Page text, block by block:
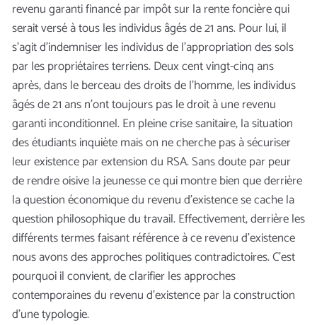
revenu garanti financé par impôt sur la rente foncière qui
serait versé à tous les individus âgés de 21 ans. Pour lui, il
s’agit d’indemniser les individus de l’appropriation des sols
par les propriétaires terriens. Deux cent vingt-cinq ans
après, dans le berceau des droits de l’homme, les individus
âgés de 21 ans n’ont toujours pas le droit à une revenu
garanti inconditionnel. En pleine crise sanitaire, la situation
des étudiants inquiète mais on ne cherche pas à sécuriser
leur existence par extension du RSA. Sans doute par peur
de rendre oisive la jeunesse ce qui montre bien que derrière
la question économique du revenu d’existence se cache la
question philosophique du travail. Effectivement, derrière les
différents termes faisant référence à ce revenu d’existence
nous avons des approches politiques contradictoires. C’est
pourquoi il convient, de clarifier les approches
contemporaines du revenu d’existence par la construction
d’une typologie.